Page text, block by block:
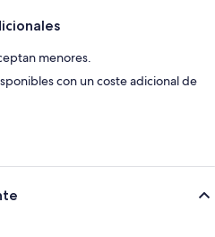
menores.
con un coste adicional de